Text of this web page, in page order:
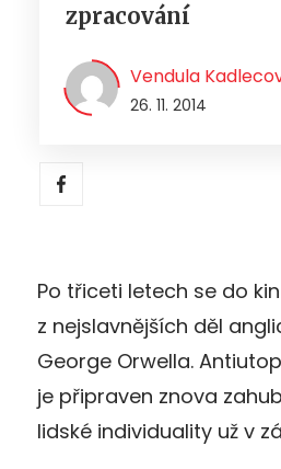
zpracování
Vendula
26. 11. 2014
Po třiceti letech se do
z nejslavnějších děl
George Orwella.
je připraven znova
lidské individuality už v